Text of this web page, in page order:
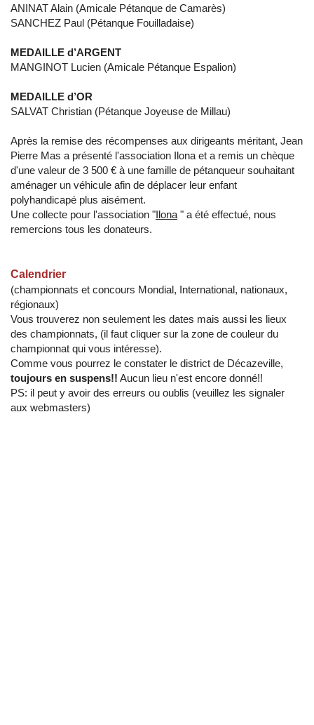
ANINAT Alain (Amicale Pétanque de Camarès)
SANCHEZ Paul (Pétanque Fouilladaise)
MEDAILLE d’ARGENT
MANGINOT Lucien (Amicale Pétanque Espalion)
MEDAILLE d’OR
SALVAT Christian (Pétanque Joyeuse de Millau)
Après la remise des récompenses aux dirigeants méritant, Jean
Pierre Mas a présenté l'association Ilona et a remis un chèque
d'une valeur de 3 500 € à une famille de pétanqueur souhaitant
aménager un véhicule afin de déplacer leur enfant
polyhandicapé plus aisément.
Une collecte pour l'association "Ilona " a été effectué, nous
remercions tous les donateurs.
Calendrier
(championnats et concours Mondial, International, nationaux,
régionaux)
Vous trouverez non seulement les dates mais aussi les lieux
des championnats, (il faut cliquer sur la zone de couleur du
championnat qui vous intéresse).
Comme vous pourrez le constater le district de Décazeville,
toujours en suspens!! Aucun lieu n'est encore donné!!
PS: il peut y avoir des erreurs ou oublis (veuillez les signaler
aux webmasters)